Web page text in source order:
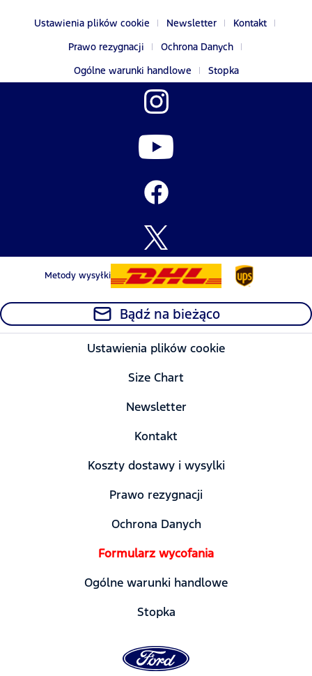
Ustawienia plików cookie Newsletter
Kontakt
Prawo rezygnacji
Ochrona Danych
Ogólne warunki handlowe
Stopka
Metody wysyłki
Bądź na bieżąco
Ustawienia plików cookie
Size Chart
Newsletter
Kontakt
Koszty dostawy i wysylki
Prawo rezygnacji
Ochrona Danych
Formularz wycofania
Ogólne warunki handlowe
Stopka